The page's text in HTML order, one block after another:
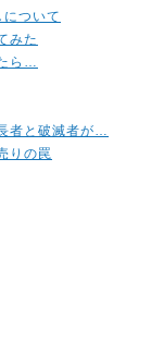
ついて
みた
ら…
者と破滅者が…
りの罠